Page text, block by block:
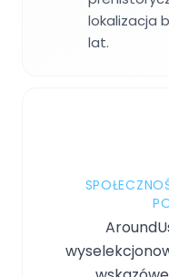
lokalizacja
lat.